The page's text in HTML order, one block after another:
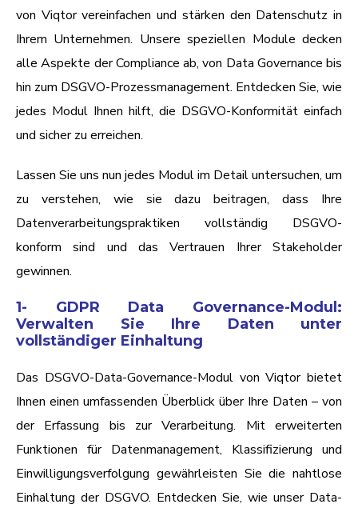
von Viqtor vereinfachen und stärken den Datenschutz in
Ihrem Unternehmen. Unsere speziellen Module decken
alle Aspekte der Compliance ab, von Data Governance bis
hin zum DSGVO-Prozessmanagement. Entdecken Sie, wie
jedes Modul Ihnen hilft, die DSGVO-Konformität einfach
und sicher zu erreichen.
Lassen Sie uns nun jedes Modul im Detail untersuchen, um
zu verstehen, wie sie dazu beitragen, dass Ihre
Datenverarbeitungspraktiken vollständig DSGVO-
konform sind und das Vertrauen Ihrer Stakeholder
gewinnen.
1- GDPR Data Governance-Modul:
Verwalten Sie Ihre Daten unter
vollständiger Einhaltung
Das DSGVO-Data-Governance-Modul von Viqtor bietet
Ihnen einen umfassenden Überblick über Ihre Daten – von
der Erfassung bis zur Verarbeitung. Mit erweiterten
Funktionen für Datenmanagement, Klassifizierung und
Einwilligungsverfolgung gewährleisten Sie die nahtlose
Einhaltung der DSGVO. Entdecken Sie, wie unser Data-